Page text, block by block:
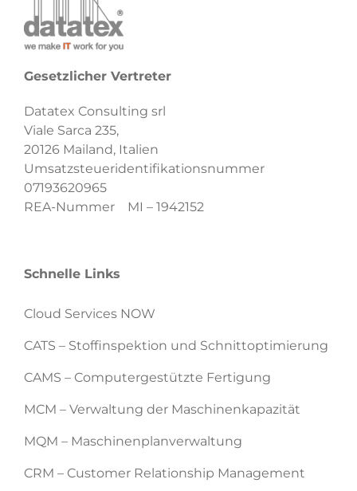
Gesetzlicher Vertreter
Datatex Consulting srl
Viale Sarca 235,
20126 Mailand, Italien
Umsatzsteueridentifikationsnummer
07193620965
REA-Nummer MI – 1942152
Schnelle Links
Cloud Services NOW
CATS – Stoffinspektion und Schnittoptimierung
CAMS – Computergestützte Fertigung
MCM – Verwaltung der Maschinenkapazität
MQM – Maschinenplanverwaltung
CRM – Customer Relationship Management